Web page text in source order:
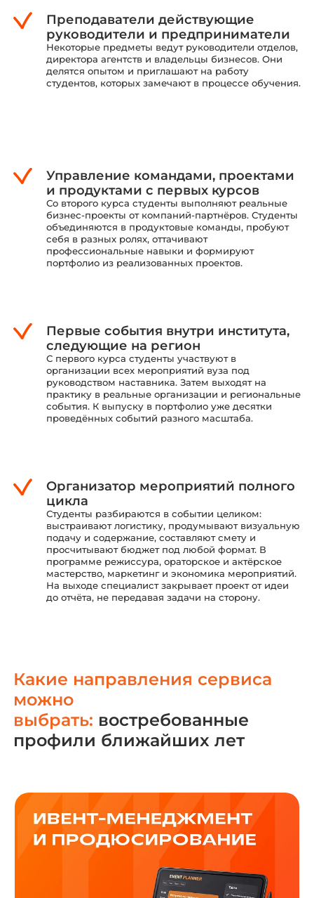
Преподаватели действующие
руководители и предприниматели
Некоторые предметы ведут руководители отделов,
директора агентств и владельцы бизнесов. Они
делятся опытом и приглашают на работу
студентов, которых замечают в процессе обучения.
Управление командами, проектами
и продуктами с первых курсов
Со второго курса студенты выполняют реальные
бизнес-проекты от компаний-партнёров. Студенты
объединяются в продуктовые команды, пробуют
себя в разных ролях, оттачивают
профессиональные навыки и формируют
портфолио из реализованных проектов.
Первые события внутри института,
следующие на регион
С первого курса студенты участвуют в
организации всех мероприятий вуза под
руководством наставника. Затем выходят на
практику в реальные организации и региональные
события. К выпуску в портфолио уже десятки
проведённых событий разного масштаба.
Организатор мероприятий полного
цикла
Студенты разбираются в событии целиком:
выстраивают логистику, продумывают визуальную
подачу и содержание, составляют смету и
просчитывают бюджет под любой формат. В
программе режиссура, ораторское и актёрское
мастерство, маркетинг и экономика мероприятий.
На выходе специалист закрывает проект от идеи
до отчёта, не передавая задачи на сторону.
Какие направления сервиса
можно
выбрать: востребованные
профили ближайших лет